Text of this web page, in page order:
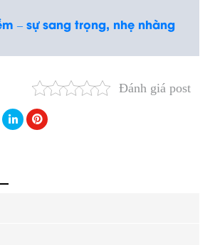
– sự sang trọng, nhẹ nhàng
Đánh giá post